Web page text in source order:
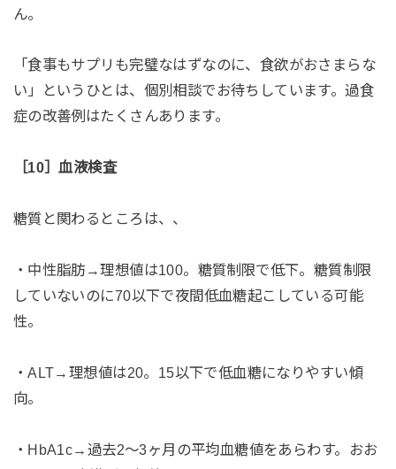
ん。
「食事もサプリも完璧なはずなのに、食欲がおさまらな
い」というひとは、個別相談でお待ちしています。過食
症の改善例はたくさんあります。
［10］血液検査
糖質と関わるところは、、
・中性脂肪→理想値は100。糖質制限で低下。糖質制限
していないのに70以下で夜間低血糖起こしている可能
性。
・ALT→理想値は20。15以下で低血糖になりやすい傾
向。
・HbA1c→過去2〜3ヶ月の平均血糖値をあらわす。おお